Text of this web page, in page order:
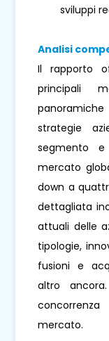
sviluppi
Analisi
Il rapporto
principali
strategie
segmento
mercato
down a
dettagliata
attuali delle
tipologie,
fusioni e
altro
mercato.